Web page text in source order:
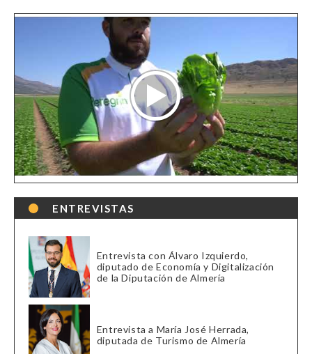
ENTREVISTAS
Entrevista con Álvaro Izquierdo,
diputado de Economía y Digitalización
de la Diputación de Almería
Entrevista a María José Herrada,
diputada de Turismo de Almería